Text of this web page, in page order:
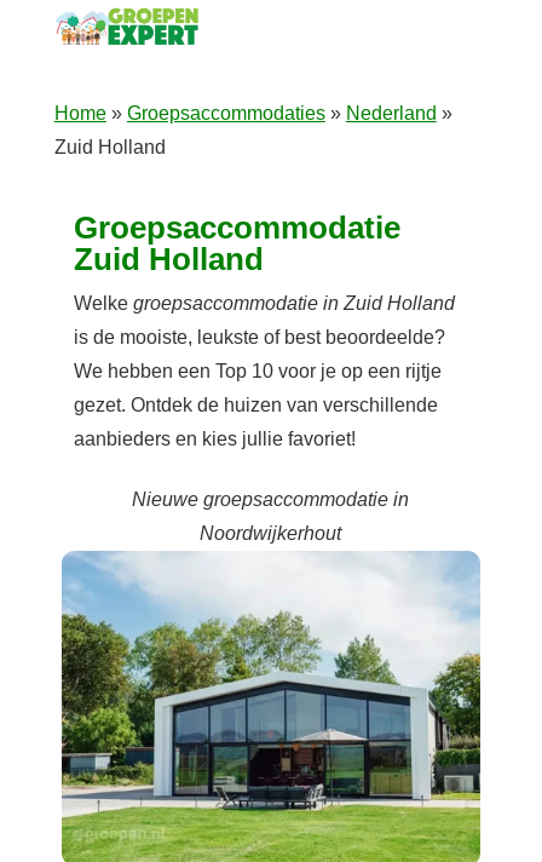
Home» Groepsaccommodaties» Nederland »
Zuid Holland
Groepsaccommodatie
Zuid Holland
Welke groepsaccommodatie in Zuid Holland
is de mooiste, leukste of best beoordeelde?
We hebben een Top 10 voor je op een rijtje
gezet. Ontdek de huizen van verschillende
aanbieders en kies jullie favoriet!
Nieuwe groepsaccommodatie in
Noordwijkerhout